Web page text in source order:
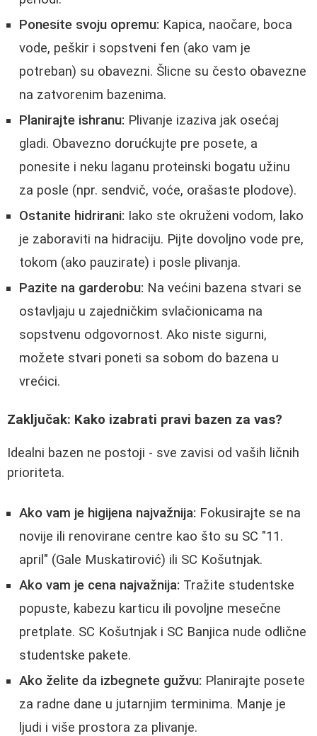
Ponesite svoju opremu: Kapica, naočare, boca
vode, peškir i sopstveni fen (ako vam je
potreban) su obavezni. Šlicne su često obavezne
na zatvorenim bazenima.
Planirajte ishranu: Plivanje izaziva jak osećaj
gladi. Obavezno dorućkujte pre posete, a
ponesite i neku laganu proteinski bogatu užinu
za posle (npr. sendvič, voće, orašaste plodove).
Ostanite hidrirani: Iako ste okruženi vodom, lako
je zaboraviti na hidraciju. Pijte dovoljno vode pre,
tokom (ako pauzirate) i posle plivanja.
Pazite na garderobu: Na većini bazena stvari se
ostavljaju u zajedničkim svlačionicama na
sopstvenu odgovornost. Ako niste sigurni,
možete stvari poneti sa sobom do bazena u
vrećici.
Zaključak: Kako izabrati pravi bazen za vas?
Idealni bazen ne postoji - sve zavisi od vaših ličnih
prioriteta.
Ako vam je higijena najvažnija: Fokusirajte se na
novije ili renovirane centre kao što su SC "11.
april" (Gale Muskatirović) ili SC Košutnjak.
Ako vam je cena najvažnija: Tražite studentske
popuste, kabezu karticu ili povoljne mesečne
pretplate. SC Košutnjak i SC Banjica nude odlične
studentske pakete.
Ako želite da izbegnete gužvu: Planirajte posete
za radne dane u jutarnjim terminima. Manje je
ljudi i više prostora za plivanje.